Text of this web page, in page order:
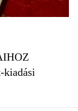
kiadási